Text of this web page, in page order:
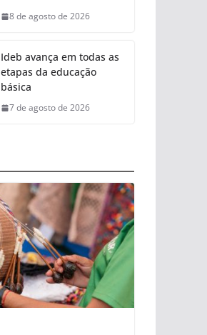
8 de agosto de 2026
Ideb avança em todas as
etapas da educação
básica
7 de agosto de 2026